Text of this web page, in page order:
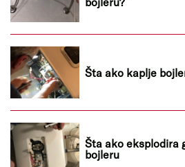
Šta ako kaplje
Šta ako eksplodira
bojleru